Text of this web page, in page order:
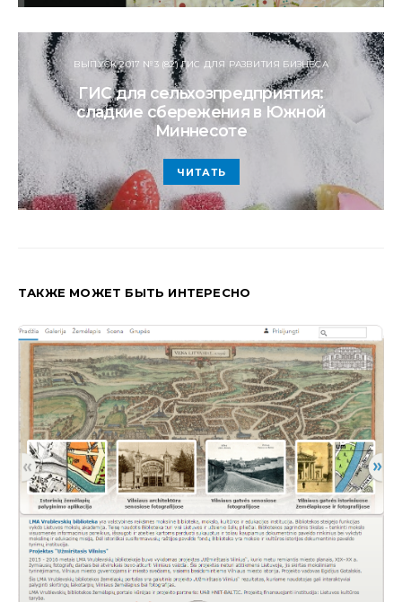
ВЫПУСК 2017 №3 (82) ГИС ДЛЯ РАЗВИТИЯ БИЗНЕСА
ГИС для сельхозпредприятия:
сладкие сбережения в Южной
Миннесоте
ЧИТАТЬ
ТАКЖЕ МОЖЕТ БЫТЬ ИНТЕРЕСНО